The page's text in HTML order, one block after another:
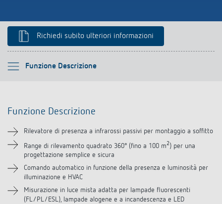
Richiedi subito ulteriori informazioni
Funzione Descrizione
Si prega di selezionare
Downloads
Accessori
Prodotti analoghi
Funzione Descrizione
Rilevatore di presenza a infrarossi passivi per montaggio a soffitto
Range di rilevamento quadrato 360° (fino a 100 m2) per una
progettazione semplice e sicura
Comando automatico in funzione della presenza e luminosità per
illuminazione e HVAC
Misurazione in luce mista adatta per lampade fluorescenti
(FL/PL/ESL), lampade alogene e a incandescenza e LED